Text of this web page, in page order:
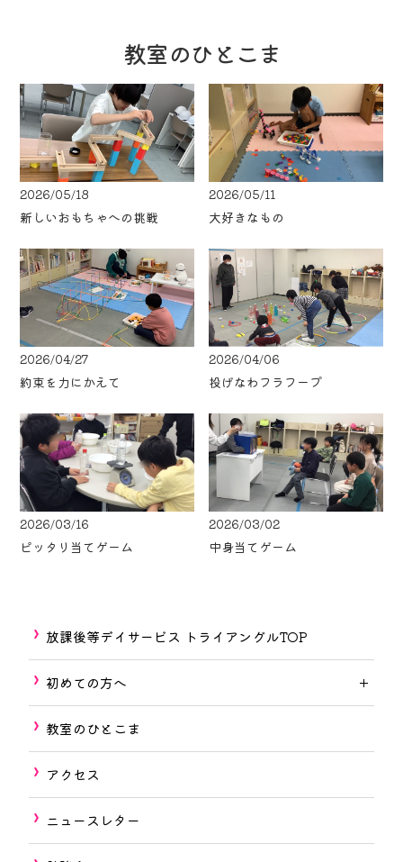
教室のひとこま
新しいおもちゃへの挑戦
2026/05/18
大好きなもの
2026/05/11
約束を力にかえて
2026/04/27
投げなわフラフープ
2026/04/06
ピッタリ当てゲーム
2026/03/16
中身当てゲーム
2026/03/02
放課後等デイサービス トライアングルTOP
初めての方へ
教室のひとこま
アクセス
ニュースレター